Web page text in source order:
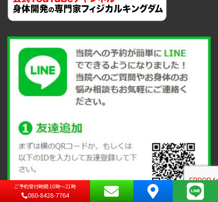
ご予約受付時間:10時～21時
080-8428-7764